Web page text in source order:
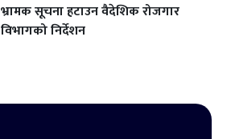
भ्रामक सूचना हटाउन वैदेशिक रोजगार
विभागको निर्देशन